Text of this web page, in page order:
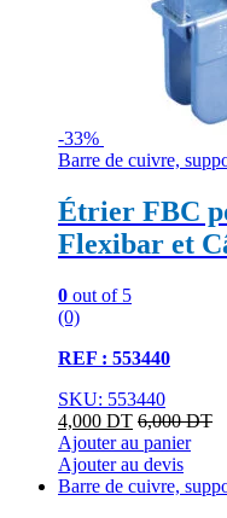
-33%
Barre de cuivre,
Étrier FBC
Flexibar et
0 out of 5
(0)
REF : 553440
SKU: 553440
4,000 DT 6,000DT
Ajouter au panier
Ajouter au devis
Barre de cuivre,